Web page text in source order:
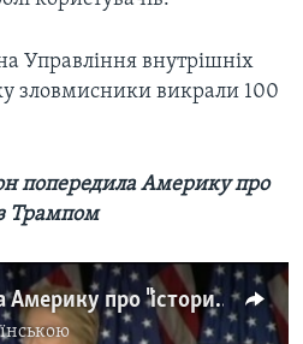
Управління внутрішніх
зловмисники викрали 100
попередила Америку про
Трампом
Клінтон попередила Америку про "історичну помилку" з Трампом. Відео